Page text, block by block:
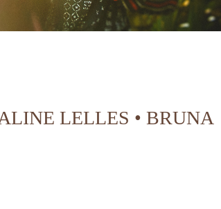
LELLES • BRUNA